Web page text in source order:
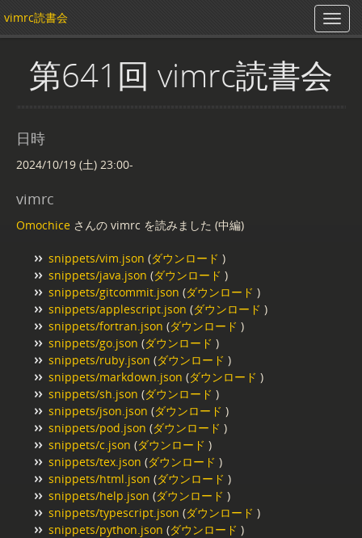
vimrc読書会
第641回 vimrc読書会
日時
2024/10/19 (土) 23:00-
vimrc
Omochice さんの vimrc を読みました (中編)
snippets/vim.json (ダウンロード )
snippets/java.json (ダウンロード )
snippets/gitcommit.json (ダウンロード )
snippets/applescript.json (ダウンロード )
snippets/fortran.json (ダウンロード )
snippets/go.json (ダウンロード )
snippets/ruby.json (ダウンロード )
snippets/markdown.json (ダウンロード )
snippets/sh.json (ダウンロード )
snippets/json.json (ダウンロード )
snippets/pod.json (ダウンロード )
snippets/c.json (ダウンロード )
snippets/tex.json (ダウンロード )
snippets/html.json (ダウンロード )
snippets/help.json (ダウンロード )
snippets/typescript.json (ダウンロード )
snippets/python.json (ダウンロード )